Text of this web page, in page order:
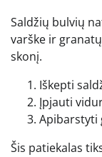
Saldžių bulvių
varške ir
skonį.
Iškepti
Įpjauti
Apibarstyti
Šis patiekalas